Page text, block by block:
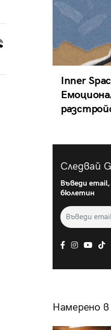
Inner
Следвай
Въведи
бюлетин
Намерено в